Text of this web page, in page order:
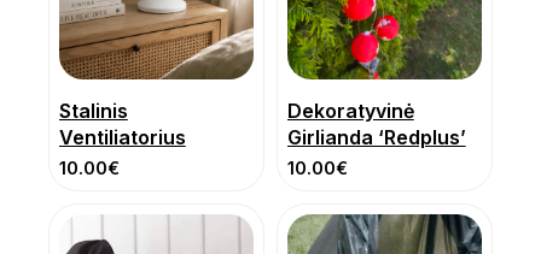
Stalinis
Ventiliatorius
10.00€
Dekoratyvinė
Girlianda ‘Redplus’
10.00€